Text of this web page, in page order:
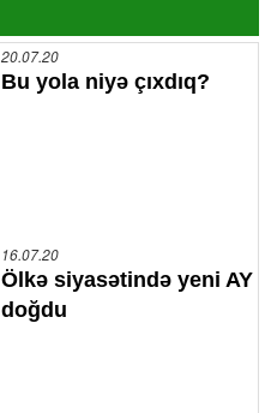
20.07.20
Bu yola niyə çıxdıq?
16.07.20
Ölkə siyasətində yeni AY
doğdu